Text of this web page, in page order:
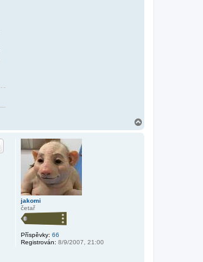
jakomi
četař
Příspěvky: 66
Registrován: 8/9/2007, 21:00